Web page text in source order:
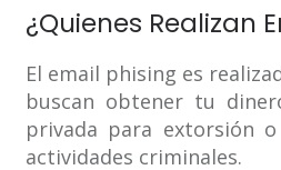
¿Quienes Realizan
El email phising es
buscan obtener tu
privada para extorsión
actividades criminales.